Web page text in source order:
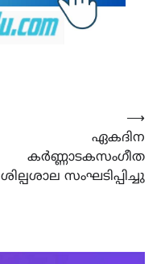
ഏകദിന
കർണ്ണാടകസംഗീത
ശില്പശാല സംഘടിപ്പിച്ചു
⟶